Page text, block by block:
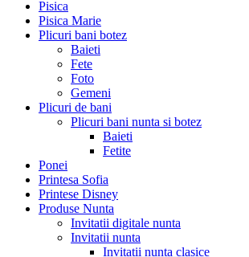
Pisica
Pisica Marie
Plicuri bani botez
Baieti
Fete
Foto
Gemeni
Plicuri de bani
Plicuri bani nunta si botez
Baieti
Fetite
Ponei
Printesa Sofia
Printese Disney
Produse Nunta
Invitatii digitale nunta
Invitatii nunta
Invitatii nunta clasice